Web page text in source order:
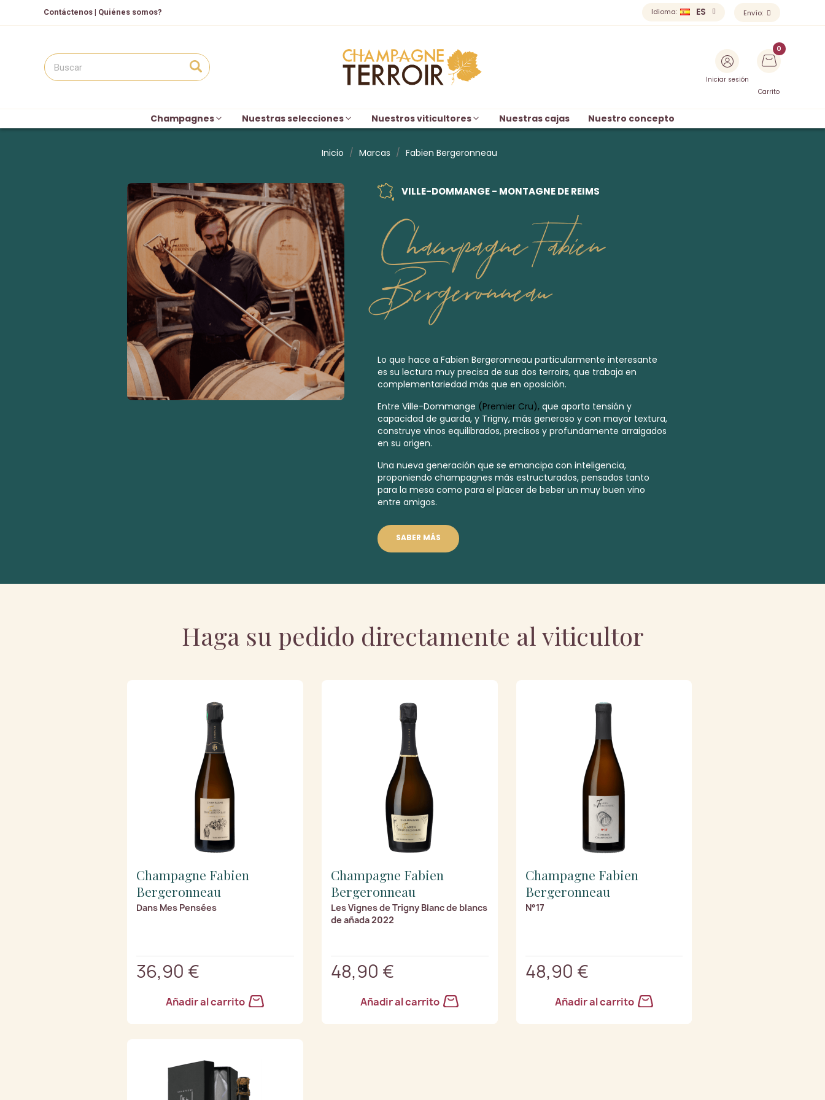
Contáctenos | Quiénes somos? Idioma: ES Envío:
Iniciar sesión
Carrito
Champagnes Nuestras selecciones Nuestros viticultores Nuestras cajas Nuestro concepto
Inicio Marcas Fabien Bergeronneau
VILLE-DOMMANGE - MONTAGNE DE REIMS
Champagne Fabien
Bergeronneau
Lo que hace a Fabien Bergeronneau particularmente interesante
es su lectura muy precisa de sus dos terroirs, que trabaja en
complementariedad más que en oposición.
Entre Ville-Dommange (Premier Cru), que aporta tensión y
capacidad de guarda, y Trigny, más generoso y con mayor textura,
construye vinos equilibrados, precisos y profundamente arraigados
en su origen.
Una nueva generación que se emancipa con inteligencia,
proponiendo champagnes más estructurados, pensados tanto
para la mesa como para el placer de beber un muy buen vino
entre amigos.
SABER MÁS
Haga su pedido directamente al viticultor
Champagne Fabien
Bergeronneau
Dans Mes Pensées
36,90 €
Añadir al carrito
Champagne Fabien
Bergeronneau
Les Vignes de Trigny Blanc de blancs
de añada 2022
48,90 €
Añadir al carrito
Champagne Fabien
Bergeronneau
N°17
48,90 €
Añadir al carrito